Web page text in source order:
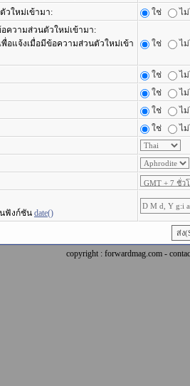
วใหม่เข้ามา: ใช่
ไ
ความส่วนตัวใหม่เข้ามา:
พื่อแจ้งเมื่อมีข้อความส่วนตัวใหม่เข้า
ใช่ ไ
ใช่
ไ
ใช่
ไ
ใช่
ไ
ใช่
ไ
ฟังก์ชัน date()
copyright : forwardmag.com -